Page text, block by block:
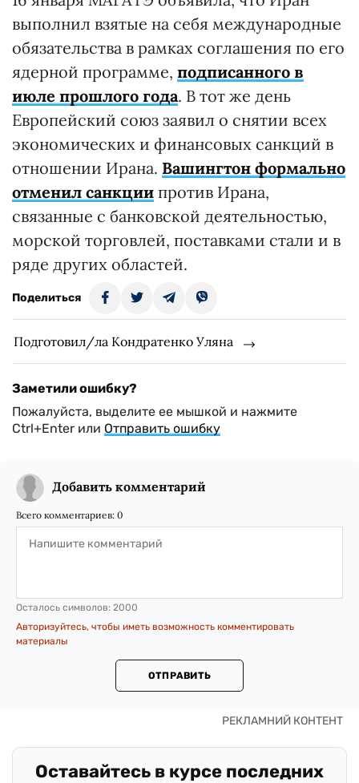
выполнил взятые на себя международные
обязательства в рамках соглашения по его
ядерной программе, подписанного в
июле прошлого года. В тот же день
Европейский союз заявил о снятии всех
экономических и финансовых санкций в
отношении Ирана. Вашингтон формально
отменил санкции против Ирана,
связанные с банковской деятельностью,
морской торговлей, поставками стали и в
ряде других областей.
Поделиться
Подготовил/ла Кондратенко Уляна
Заметили ошибку?
Пожалуйста, выделите ее мышкой и нажмите
Ctrl+Enter или Отправить ошибку
Добавить комментарий
Всего комментариев: 0
Осталось символов: 2000
Авторизуйтесь, чтобы иметь возможность комментировать
материалы
ОТПРАВИТЬ
Оставайтесь в курсе последних